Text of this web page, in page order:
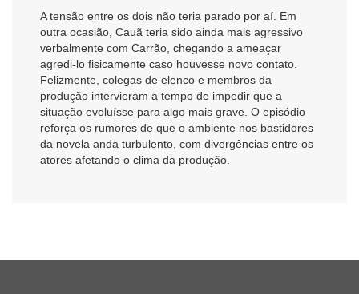
A tensão entre os dois não teria parado por aí. Em
outra ocasião, Cauã teria sido ainda mais agressivo
verbalmente com Carrão, chegando a ameaçar
agredi-lo fisicamente caso houvesse novo contato.
Felizmente, colegas de elenco e membros da
produção intervieram a tempo de impedir que a
situação evoluísse para algo mais grave. O episódio
reforça os rumores de que o ambiente nos bastidores
da novela anda turbulento, com divergências entre os
atores afetando o clima da produção.